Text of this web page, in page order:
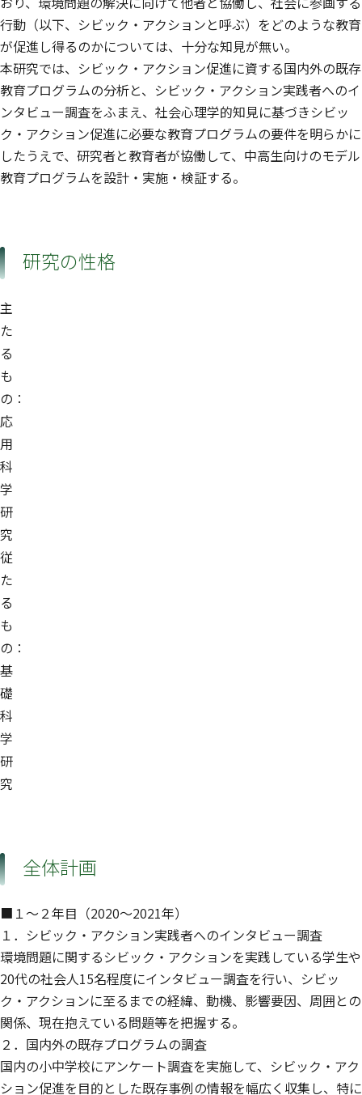
行動（以下、シビック・アクションと呼ぶ）をどのような教育
が促進し得るのかについては、十分な知見が無い。
本研究では、シビック・アクション促進に資する国内外の既存
教育プログラムの分析と、シビック・アクション実践者へのイ
ンタビュー調査をふまえ、社会心理学的知見に基づきシビッ
ク・アクション促進に必要な教育プログラムの要件を明らかに
したうえで、研究者と教育者が協働して、中高生向けのモデル
教育プログラムを設計・実施・検証する。
研究の性格
主
た
る
も
の：
応
用
科
学
研
究
従
た
る
も
の：
基
礎
科
学
研
究
全体計画
■１〜２年目（2020〜2021年）
１．シビック・アクション実践者へのインタビュー調査
環境問題に関するシビック・アクションを実践している学生や
20代の社会人15名程度にインタビュー調査を行い、シビッ
ク・アクションに至るまでの経緯、動機、影響要因、周囲との
関係、現在抱えている問題等を把握する。
２．国内外の既存プログラムの調査
国内の小中学校にアンケート調査を実施して、シビック・アク
ション促進を目的とした既存事例の情報を幅広く収集し、特に